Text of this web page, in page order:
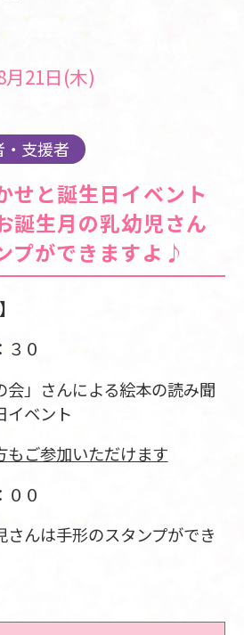
月21日(木)
・支援者
せと誕生日イベント
誕生月の乳幼児さん
プができますよ♪
３０
会」さんによる絵本の読み聞
イベント
ご参加いただけます
００
さんは手形のスタンプができ